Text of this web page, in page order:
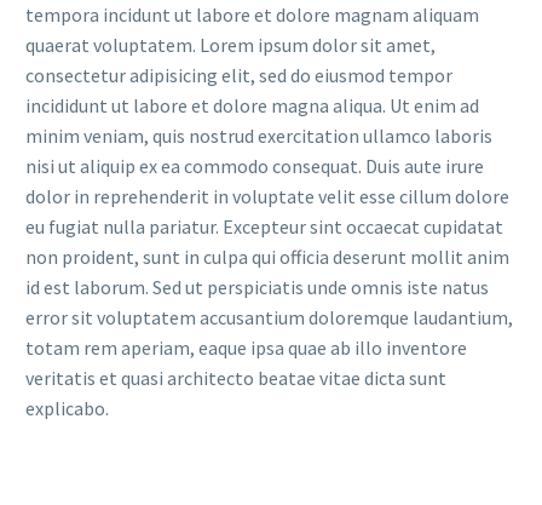
tempora incidunt ut labore et dolore magnam aliquam
quaerat voluptatem. Lorem ipsum dolor sit amet,
consectetur adipisicing elit, sed do eiusmod tempor
incididunt ut labore et dolore magna aliqua. Ut enim ad
minim veniam, quis nostrud exercitation ullamco laboris
nisi ut aliquip ex ea commodo consequat. Duis aute irure
dolor in reprehenderit in voluptate velit esse cillum dolore
eu fugiat nulla pariatur. Excepteur sint occaecat cupidatat
non proident, sunt in culpa qui officia deserunt mollit anim
id est laborum. Sed ut perspiciatis unde omnis iste natus
error sit voluptatem accusantium doloremque laudantium,
totam rem aperiam, eaque ipsa quae ab illo inventore
veritatis et quasi architecto beatae vitae dicta sunt
explicabo.